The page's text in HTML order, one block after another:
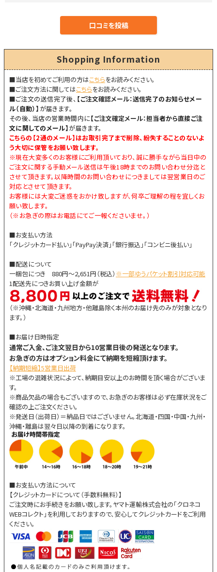
Shopping Information
■当店を初めてご利用の方はこちらをお読みください。
■ご注文方法に関してはこちらをお読みください。
■ご注文の送信完了後、 【ご注文確認メール：送信完了のお知らせメー
ル（自動）】 が届きます。
その後、当店の営業時間内に【ご注文確定メール：担当者から直接ご注
文に関してのメール】が届きます。
こちらの【2通のメール】はお取引完了まで削除、紛失することのないよ
う大切に保管をお願い致します。
※現在大変多くのお客様にご利用頂いており、誠に勝手ながら当日中の
ご注文に関する手動メール送信は午後18時までのお問い合わせ分迄と
させて頂きます。以降時間のお問い合わせにつきましては翌営業日のご
対応とさせて頂きます。
お客様には大変ご迷惑をおかけ致しますが、何卒ご理解の程を宜しくお
願い致します。
（※お急ぎの際はお電話にてご一報くださいませ。）
■お支払い方法
「クレジットカード払い」「PayPay決済」「銀行振込」「コンビニ後払い」
■配送について
一梱包につき 880円～2,651円（税込） ※一部ゆうパケット割引対応可能
1配送先につきお買い上げ金額が
（※沖縄・北海道・九州地方・他離島除く本州のお届け先のみが対象となり
ます。）
■お届け日時指定
通常ご入金、ご注文翌日から10営業日後の発送となります。
お急ぎの方はオプション料金にて納期を短縮頂けます。
【納期短縮】5営業日出荷
※工場の混雑状況によって、納期目安以上のお時間を頂く場合がございま
す。
※商品欠品の場合もございますので、お急ぎのお客様は必ず在庫状況をご
確認の上ご注文ください。
※発送日（出荷日）＝納品日ではございません。北海道・四国・中国・九州・
沖縄・離島は翌々日以降の到着になります。
■お支払い方法について
【クレジットカードについて（手数料無料）】
ご注文時にお手続きをお願い致します。ヤマト運輸株式会社の「クロネコ
WEBコレクト」を利用しておりますので、安心してクレジットカードをご利用
ください。